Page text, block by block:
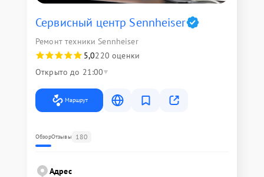
Сервисный центр Sennheiser
Ремонт техники Sennheiser
5,0220 оценки
Открыто до 21:00
Маршрут
ОбзорОтзывы 180
Адрес